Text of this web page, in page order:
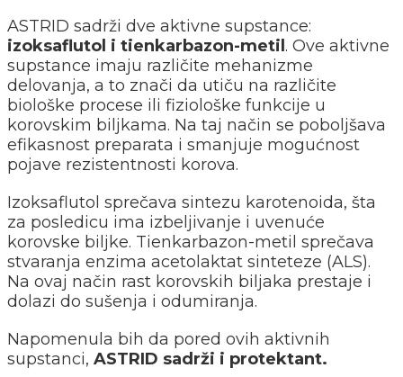
ASTRID sadrži dve aktivne supstance:
izoksaflutol i tienkarbazon-metil . Ove aktivne
supstance imaju različite mehanizme
delovanja, a to znači da utiču na različite
biološke procese ili fiziološke funkcije u
korovskim biljkama. Na taj način se poboljšava
efikasnost preparata i smanjuje mogućnost
pojave rezistentnosti korova.
Izoksaflutol sprečava sintezu karotenoida, šta
za posledicu ima izbeljivanje i uvenuće
korovske biljke. Tienkarbazon-metil sprečava
stvaranja enzima acetolaktat sinteteze (ALS).
Na ovaj način rast korovskih biljaka prestaje i
dolazi do sušenja i odumiranja.
Napomenula bih da pored ovih aktivnih
supstanci, ASTRID sadrži i protektant.